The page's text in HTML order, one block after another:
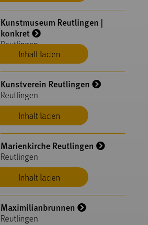
Inhalt laden
Kunstmuseum Reutlingen |
konkret
Reutlingen
Inhalt laden
Kunstverein Reutlingen
Reutlingen
Inhalt laden
Marienkirche Reutlingen
Reutlingen
Maximilianbrunnen
Reutlingen